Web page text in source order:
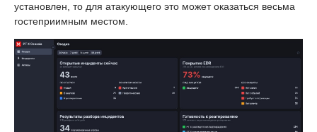
установлен, то для атакующего это может оказаться весьма
гостеприимным местом.